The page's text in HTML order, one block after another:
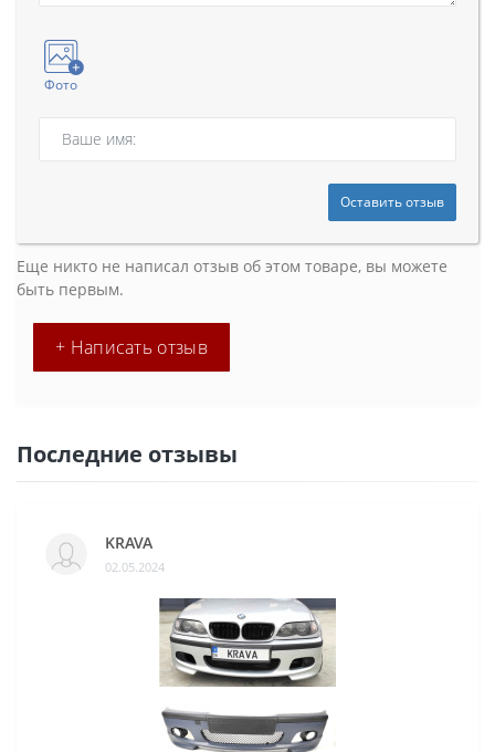
Фото
Оставить отзыв
Еще никто не написал отзыв об этом товаре, вы можете
быть первым.
+ Написать отзыв
Последние отзывы
KRAVA
02.05.2024